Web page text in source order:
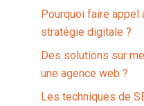
Pourquoi faire appel
stratégie digitale ?
Des solutions sur
une agence web ?
Les techniques de